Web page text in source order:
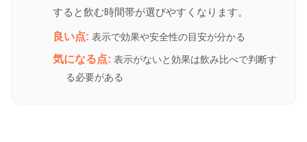
すると飲む時間帯が選びやすくなります。
良い点: 表示で効果や安全性の目安が分かる
気になる点: 表示がないと効果は飲み比べで判断す
る必要がある